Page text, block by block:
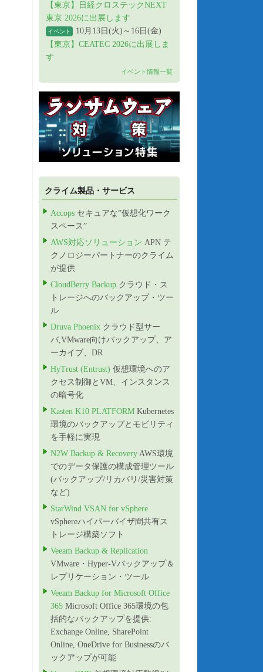
【東京】日経クロステックNEXT
東京 2026に出展します
イベント
10月13日(火)～16日(金)
【東京】CEATEC 2026に出展しま
す
イベント情報一覧
クライム製品・サービス
Accops セキュアな”仮想化ワーク
スペース”
AWS対応ソリューション APN テ
クノロジーパートナーのクライム
が提供
CloudBerry Backup クラウド・ス
トレージへのバックアップ・ツー
ル
Druva Phoenix クラウド型サー
バ,VMware向けバックアップ、ア
ーカイブ、DR
HyTrust (Entrust) 仮想環境へのア
クセス制御とVM、インスタンス
の暗号化
Kasten K10 PLATFORM Kubernetes
環境のバックアップとモビリティ
を手軽に実現
N2W Backup & Recovery AWS環境
でのデータ保護の構成管理ツール
(バックアップ/リカバリ/災害対策
など)
StarWind VSAN for vSphere
vSphereハイパーバイザ間共有ス
トレージ構築ソフト
Veeam Backup & Replication
VMware・Hyper-Vバックアップ＆
レプリケーション・ツール
Veeam Backup for Microsoft Office
365 Microsoft Office 365環境の包
括的なバックアップを提供:
Exchange Online, SharePoint
Online, OneDrive for Businessのバ
ックアップが可能